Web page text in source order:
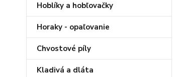
Hoblíky a hobľovačky
Horaky - opaľovanie
Chvostové píly
Kladivá a dláta